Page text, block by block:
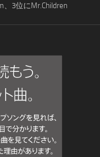
、3位にMr.Children